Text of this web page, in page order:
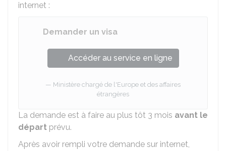
internet :
Demander un visa
Accéder au service en ligne
Ministère chargé de l'Europe et des affaires
étrangères
La demande est à faire au plus tôt 3 mois avant le
départ prévu.
Après avoir rempli votre demande sur internet,